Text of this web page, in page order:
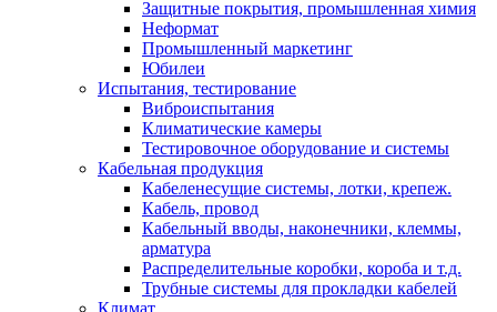
Защитные покрытия, промышленная химия
Неформат
Промышленный маркетинг
Юбилеи
Испытания, тестирование
Виброиспытания
Климатические камеры
Тестировочное оборудование и системы
Кабельная продукция
Кабеленесущие системы, лотки, крепеж.
Кабель, провод
Кабельный вводы, наконечники, клеммы,
арматура
Распределительные коробки, короба и т.д.
Трубные системы для прокладки кабелей